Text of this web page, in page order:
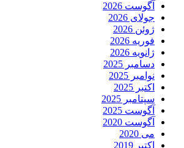
آگوست 2026
جولای 2026
ژوئن 2026
فوریه 2026
ژانویه 2026
دسامبر 2025
نوامبر 2025
اکتبر 2025
سپتامبر 2025
آگوست 2025
آگوست 2020
می 2020
اکتبر 2019